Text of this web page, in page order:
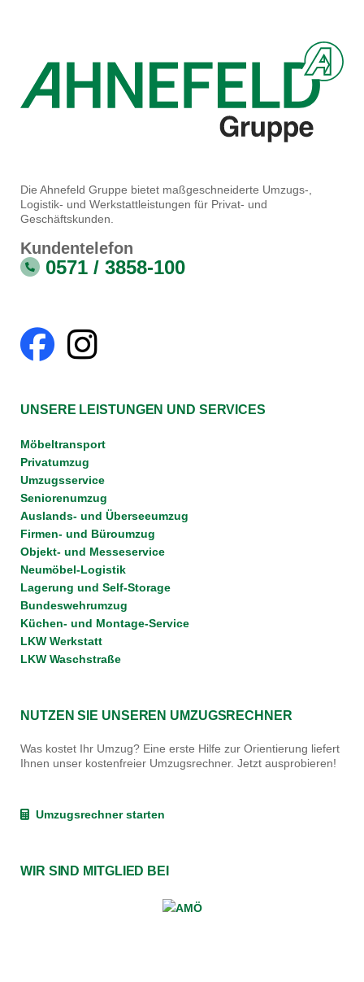
Die Ahnefeld Gruppe bietet maßgeschneiderte Umzugs-,
Logistik- und Werkstattleistungen für Privat- und
Geschäftskunden.
Kundentelefon
0571 / 3858-100
UNSERE LEISTUNGEN UND SERVICES
Möbeltransport
Privatumzug
Umzugsservice
Seniorenumzug
Auslands- und Überseeumzug
Firmen- und Büroumzug
Objekt- und Messeservice
Neumöbel-Logistik
Lagerung und Self-Storage
Bundeswehrumzug
Küchen- und Montage-Service
LKW Werkstatt
LKW Waschstraße
NUTZEN SIE UNSEREN UMZUGSRECHNER
Was kostet Ihr Umzug? Eine erste Hilfe zur Orientierung liefert
Ihnen unser kostenfreier Umzugsrechner. Jetzt ausprobieren!
Umzugsrechner starten
WIR SIND MITGLIED BEI